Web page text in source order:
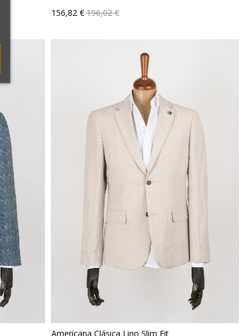
Precio
156,82 €Precio
base
196,02 €
Americana Clásica Lino Slim Fit